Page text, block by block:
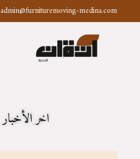
admin@furnituremoving-medina.com
اخر الأخبار